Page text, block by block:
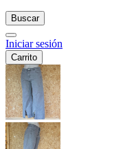
Buscar
Iniciar sesión
Carrito